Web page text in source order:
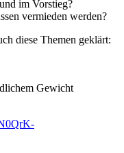
im Vorstieg?
vermieden werden?
diese Themen geklärt:
Gewicht